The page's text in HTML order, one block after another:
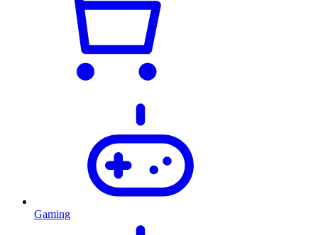
Gaming